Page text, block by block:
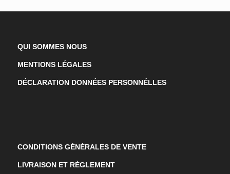
QUI SOMMES NOUS
MENTIONS LÉGALES
DÉCLARATION DONNÉES PERSONNÉLLES
CONDITIONS GÉNÉRALES DE VENTE
LIVRAISON ET RÈGLEMENT